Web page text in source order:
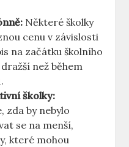
Některé školky
cenu v závislosti
na začátku školního
než během
školky:
zda by nebylo
se na menší,
které mohou